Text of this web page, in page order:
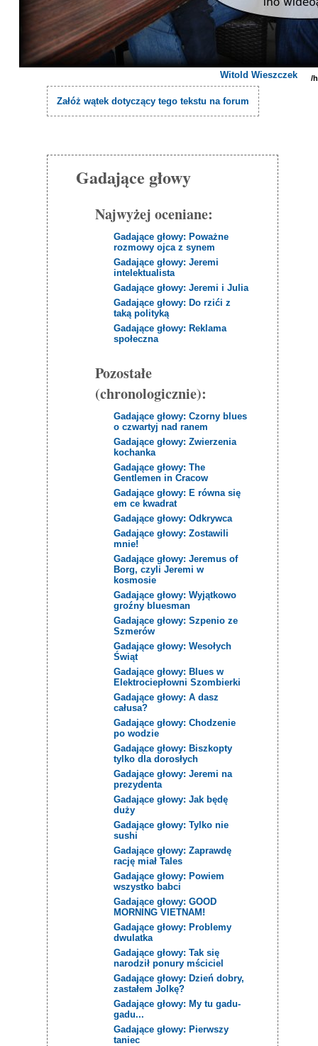
Witold Wieszczek
Załóż wątek dotyczący tego tekstu na forum
Gadające głowy
Najwyżej oceniane:
Gadające głowy: Poważne
rozmowy ojca z synem
Gadające głowy: Jeremi
intelektualista
Gadające głowy: Jeremi i Julia
Gadające głowy: Do rzići z
taką polityką
Gadające głowy: Reklama
społeczna
Pozostałe
(chronologicznie):
Gadające głowy: Czorny blues
o czwartyj nad ranem
Gadające głowy: Zwierzenia
kochanka
Gadające głowy: The
Gentlemen in Cracow
Gadające głowy: E równa się
em ce kwadrat
Gadające głowy: Odkrywca
Gadające głowy: Zostawili
mnie!
Gadające głowy: Jeremus of
Borg, czyli Jeremi w
kosmosie
Gadające głowy: Wyjątkowo
groźny bluesman
Gadające głowy: Szpenio ze
Szmerów
Gadające głowy: Wesołych
Świąt
Gadające głowy: Blues w
Elektrociepłowni Szombierki
Gadające głowy: A dasz
całusa?
Gadające głowy: Chodzenie
po wodzie
Gadające głowy: Biszkopty
tylko dla dorosłych
Gadające głowy: Jeremi na
prezydenta
Gadające głowy: Jak będę
duży
Gadające głowy: Tylko nie
sushi
Gadające głowy: Zaprawdę
rację miał Tales
Gadające głowy: Powiem
wszystko babci
Gadające głowy: GOOD
MORNING VIETNAM!
Gadające głowy: Problemy
dwulatka
Gadające głowy: Tak się
narodził ponury mściciel
Gadające głowy: Dzień dobry,
zastałem Jolkę?
Gadające głowy: My tu gadu-
gadu...
Gadające głowy: Pierwszy
taniec
/